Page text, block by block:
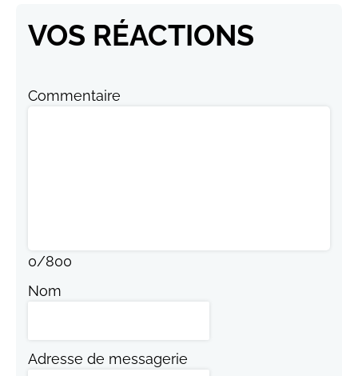
VOS RÉACTIONS
Commentaire
0/800
Nom
Adresse de messagerie